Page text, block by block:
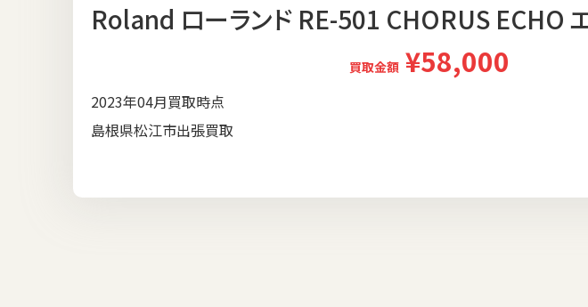
Roland ローランド RE-501 CHORUS ECHO
買取金額 ¥58,000
2023年04月買取時点
島根県松江市出張買取